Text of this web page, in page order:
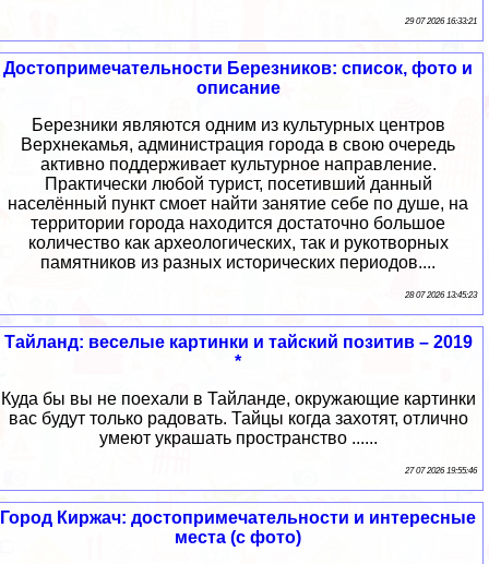
29 07 2026 16:33:21
Достопримечательности Березников: список, фото и
описание
Березники являются одним из культурных центров
Верхнекамья, администрация города в свою очередь
активно поддерживает культурное направление.
Практически любой турист, посетивший данный
населённый пункт смоет найти занятие себе по душе, на
территории города находится достаточно большое
количество как археологических, так и рукотворных
памятников из разных исторических периодов....
28 07 2026 13:45:23
Тайланд: веселые картинки и тайский позитив – 2019
*
Куда бы вы не поехали в Тайланде, окружающие картинки
вас будут только радовать. Тайцы когда захотят, отлично
умеют украшать пространство ......
27 07 2026 19:55:46
Город Киржач: достопримечательности и интересные
места (с фото)